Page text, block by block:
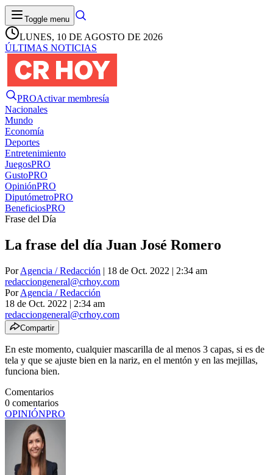
Toggle menu
LUNES, 10 DE AGOSTO DE 2026
ÚLTIMAS NOTICIAS
PROActivar membresía
Nacionales
Mundo
Economía
Deportes
Entretenimiento
JuegosPRO
GustoPRO
OpiniónPRO
DiputómetroPRO
BeneficiosPRO
Frase del Día
La frase del día Juan José Romero
PorAgencia / Redacción | 18 de Oct. 2022 | 2:34 am
redacciongeneral@crhoy.com
PorAgencia / Redacción
18 de Oct. 2022 | 2:34 am
redacciongeneral@crhoy.com
Compartir
En este momento, cualquier mascarilla de al menos 3 capas, si es de
tela y que se ajuste bien en la nariz, en el mentón y en las mejillas,
funciona bien.
Comentarios
0 comentarios
OPINIÓNPRO